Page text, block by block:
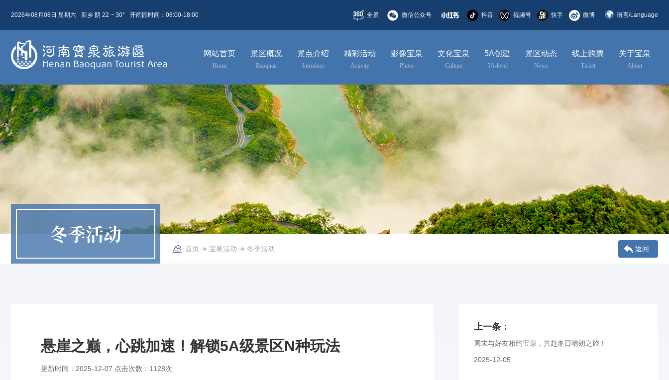
2026年08月08日 星期六 新乡 阴 22 ~ 30°
今天( 星期六)
22 ~ 30
阴
东北风 5级
明天( 星期日)
22 ~ 31
晴
东北风 4级
后天( 星期一)
24 ~ 31
阴
东北风 3级
开闭园时间：08:00-18:00 语言/Language
English
日本語
全景 微信公众号 抖音 视频号 快手 微博
网站首页
Home
景区概况
Baoquan
景点介绍
Introduce
精彩活动
Activity
影像宝泉
Photo
文化宝泉
Culture
5A创建
5A-level
景区动态
News
线上购票
Ticket
关于宝泉
About
冬季活动
首页 ➜ 宝泉活动 ➜ 冬季活动 返回
悬崖之巅，心跳加速！解锁5A级景区N种玩法
更新时间： 2025-12-07 点击次数： 1128次
上一条：
周末与好友相约宝泉，共赴冬日晴朗之旅！
2025-12-05